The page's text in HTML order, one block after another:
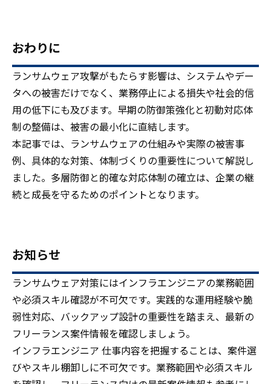
おわりに
ランサムウェア攻撃がもたらす影響は、システムやデー
タへの被害だけでなく、業務停止による損失や社会的信
用の低下にも及びます。早期の防御策強化と初動対応体
制の整備は、被害の最小化に直結します。
本記事では、ランサムウェアの仕組みや実際の被害事
例、具体的な対策、体制づくりの重要性について解説し
ました。多層防御と的確な対応体制の確立は、企業の継
続と成長を守るためのポイントとなります。
お知らせ
ランサムウェア対策にはインフラエンジニアの業務範囲
や必須スキル確認が不可欠です。実践的な運用経験や脆
弱性対応、バックアップ設計の重要性を踏まえ、最新の
フリーランス案件情報を確認しましょう。
インフラエンジニア 仕事内容を把握することは、案件選
びやスキル棚卸しに不可欠です。業務範囲や必須スキル